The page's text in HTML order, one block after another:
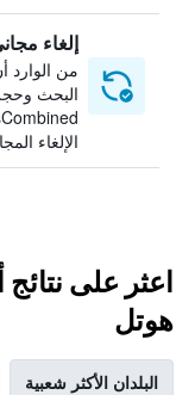
إلغاء
من الوارد
البحث
الإلغاء
اعثر على
هوتل
البلدان الأكثر شعبية